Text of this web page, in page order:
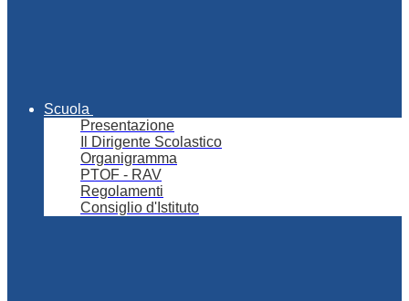
Scuola
Presentazione
Il Dirigente Scolastico
Organigramma
PTOF - RAV
Regolamenti
Consiglio d'Istituto